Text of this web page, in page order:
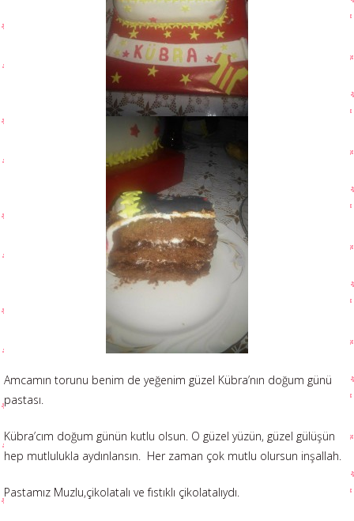
Amcamın torunu benim de yeğenim güzel Kübra’nın doğum günü
pastası.
Kübra’cım doğum günün kutlu olsun. O güzel yüzün, güzel gülüşün
hep mutlulukla aydınlansın. Her zaman çok mutlu olursun inşallah.
Pastamız Muzlu,çikolatalı ve fıstıklı çikolatalıydı.